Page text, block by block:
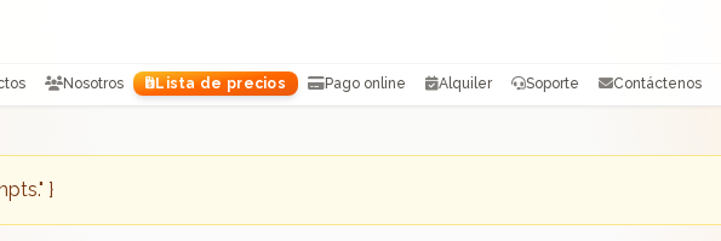
Nosotros Lista de precios Pago online Alquiler Soporte Contáctenos
}